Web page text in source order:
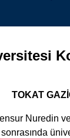
TOKAT
sonrasında